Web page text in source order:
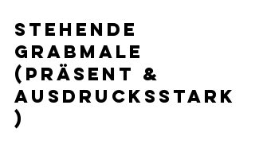
Stehende
Grabmale
(Präsent &
Ausdrucksstark
)